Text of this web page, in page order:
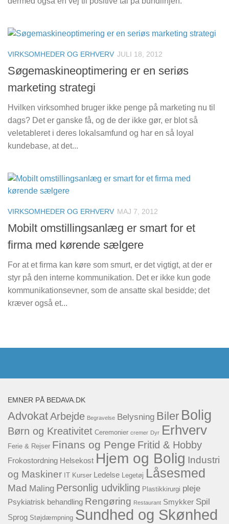
VIRKSOMHEDER OG ERHVERV JULI 18, 2012
Søgemaskineoptimering er en seriøs
marketing strategi
Hvilken virksomhed bruger ikke penge på marketing nu til
dags? Det er ganske få, og de der ikke gør, er blot så
veletableret i deres lokalsamfund og har en så loyal
kundebase, at det...
VIRKSOMHEDER OG ERHVERV MAJ 7, 2012
Mobilt omstillingsanlæg er smart for et
firma med kørende sælgere
For at et firma kan køre som smurt, er det vigtigt, at der er
styr på den interne kommunikation. Det er ikke kun gode
kommunikationsevner, som de ansatte skal besidde; det
kræver også et...
EMNER PÅ BEDAVA.DK
AdvokatArbejde Begravelse Belysning Biler Bolig
Børn og Kreativitet Ceremonier cremer Dyr Erhverv
Ferie & Rejser Finans og Penge Fritid & Hobby
Frokostordning Helsekost Hjem og Bolig Industri
og Maskiner IT Kurser Ledelse Legetøj Låsesmed
Mad Maling Personlig udvikling Plastikkirurgi pleje
Psykiatrisk behandling Rengøring Restaurant Smykker Spil
Sprog Støjdæmpning Sundhed og Skønhed